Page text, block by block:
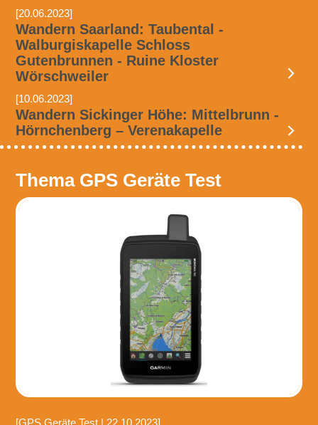
[20.06.2023]
Wandern Saarland: Taubental -
Walburgiskapelle Schloss
Gutenbrunnen - Ruine Kloster
Wörschweiler
[10.06.2023]
Wandern Sickinger Höhe: Mittelbrunn -
Hörnchenberg – Verenakapelle
Thema GPS Geräte Test
[GPS Geräte Test | 22.10.2023]